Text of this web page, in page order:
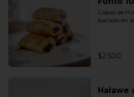
Capas de
bañado en
$2.500
Halawe